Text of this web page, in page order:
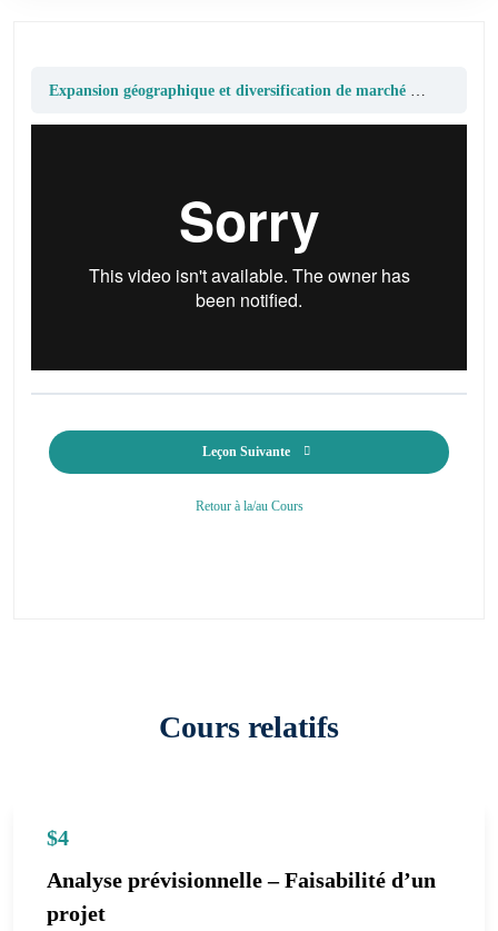
Retour à la/au Cours
Leçon Suivante
Cours relatifs
$4
Analyse prévisionnelle – Faisabilité d’un
projet